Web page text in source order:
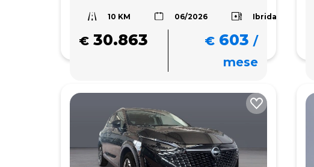
10 KM 06/2026 Ibrida
€ 30.863 € 603 /
mese